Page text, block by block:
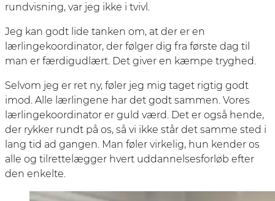
rundvisning, var jeg ikke i tvivl.
Jeg kan godt lide tanken om, at der er en
lærlingekoordinator, der følger dig fra første dag til
man er færdigudlært. Det giver en kæmpe tryghed.
Selvom jeg er ret ny, føler jeg mig taget rigtig godt
imod. Alle lærlingene har det godt sammen. Vores
lærlingekoordinator er guld værd. Det er også hende,
der rykker rundt på os, så vi ikke står det samme sted i
lang tid ad gangen. Man føler virkelig, hun kender os
alle og tilrettelægger hvert uddannelsesforløb efter
den enkelte.